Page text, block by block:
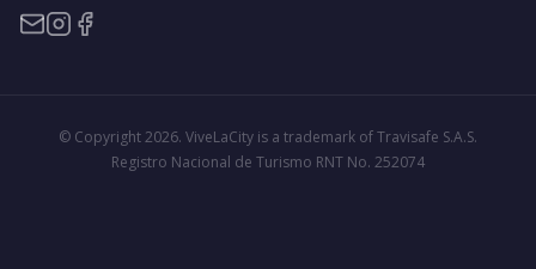
© Copyright 2026. ViveLaCity is a trademark of Travisafe S.A.S.
Registro Nacional de Turismo RNT No. 252074